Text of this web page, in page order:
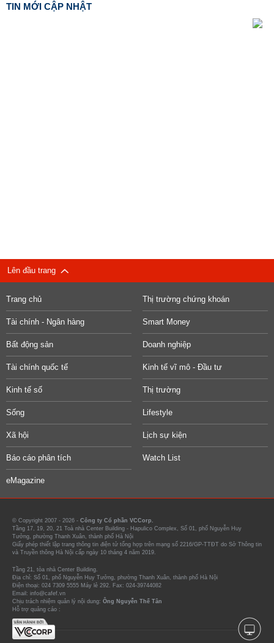
TIN MỚI CẬP NHẬT
Lên đầu trang
Trang chủ Thị trường chứng khoán
Tài chính - Ngân hàng Smart Money
Bất động sản Doanh nghiệp
Tài chính quốc tế Kinh tế vĩ mô - Đầu tư
Kinh tế số Thị trường
Sống Lifestyle
Xã hội Lịch sự kiện
Báo cáo phân tích Watch List
eMagazine
© Copyright 2007 - 2026 - Công ty Cổ phần VCCorp.
Tầng 17, 19, 20, 21 Toà nhà Center Building - Hapulico Complex, Số 01, phố Nguyễn Huy
Tưởng, phường Thanh Xuân, thành phố Hà Nội
Giấy phép thiết lập trang thông tin điện tử tổng hợp trên mạng số 2216/GP-TTĐT do Sở Thông tin
và Truyền thông Hà Nội cấp ngày 10 tháng 4 năm 2019.
Tầng 21, tòa nhà Center Building.
Địa chỉ: Số 01, phố Nguyễn Huy Tưởng, phường Thanh Xuân, thành phố Hà Nội
Điện thoại: 024 7309 5555 Máy lẻ 292. Fax: 024-39744082
Email: info@cafef.vn
Chịu trách nhiệm quản lý nội dung: Ông Nguyễn Thế Tân
Hỗ trợ quảng cáo :